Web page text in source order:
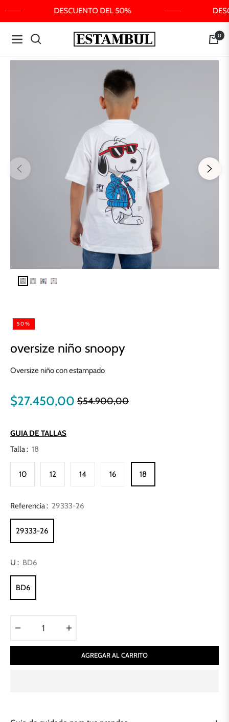
DESCUENTO DEL 50%
Navigation Carrito
0
50%
oversize niño snoopy
Oversize niño con estampado
$27.450,00 Precio
$54.900,00
GUIA DE TALLAS
Talla : 18
10 12 14 16 18
Referencia : 29333-26
29333-26
U : BD6
BD6
AGREGAR AL CARRITO